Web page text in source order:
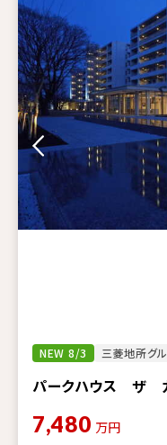
NEW 8/3 三菱地所グ
パークハウス ザ
7,480 万円